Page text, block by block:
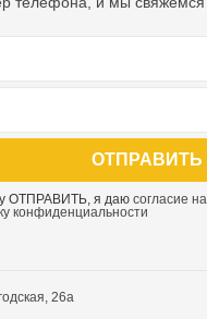
ОТПРАВИТЬ
ОТПРАВИТЬ, я даю согласие
конфиденциальности
26а